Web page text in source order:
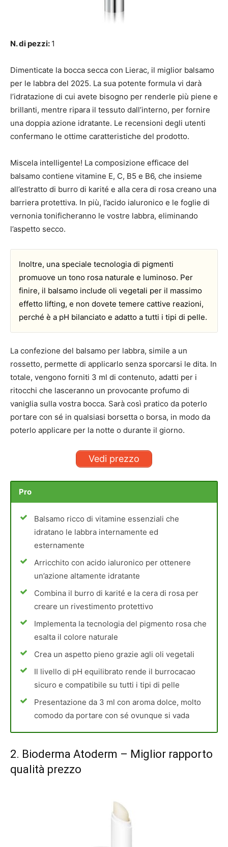
N. di pezzi: 1
Dimenticate la bocca secca con Lierac, il miglior balsamo
per le labbra del 2025. La sua potente formula vi darà
l’idratazione di cui avete bisogno per renderle più piene e
brillanti, mentre ripara il tessuto dall’interno, per fornire
una doppia azione idratante. Le recensioni degli utenti
confermano le ottime caratteristiche del prodotto.
Miscela intelligente! La composizione efficace del
balsamo contiene vitamine E, C, B5 e B6, che insieme
all’estratto di burro di karité e alla cera di rosa creano una
barriera protettiva. In più, l’acido ialuronico e le foglie di
vernonia tonificheranno le vostre labbra, eliminando
l’aspetto secco.
Inoltre, una speciale tecnologia di pigmenti
promuove un tono rosa naturale e luminoso. Per
finire, il balsamo include oli vegetali per il massimo
effetto lifting, e non dovete temere cattive reazioni,
perché è a pH bilanciato e adatto a tutti i tipi di pelle.
La confezione del balsamo per labbra, simile a un
rossetto, permette di applicarlo senza sporcarsi le dita. In
totale, vengono forniti 3 ml di contenuto, adatti per i
ritocchi che lasceranno un provocante profumo di
vaniglia sulla vostra bocca. Sarà così pratico da poterlo
portare con sé in qualsiasi borsetta o borsa, in modo da
poterlo applicare per la notte o durante il giorno.
Vedi prezzo
Pro
Balsamo ricco di vitamine essenziali che
idratano le labbra internamente ed
esternamente
Arricchito con acido ialuronico per ottenere
un’azione altamente idratante
Combina il burro di karité e la cera di rosa per
creare un rivestimento protettivo
Implementa la tecnologia del pigmento rosa che
esalta il colore naturale
Crea un aspetto pieno grazie agli oli vegetali
Il livello di pH equilibrato rende il burrocacao
sicuro e compatibile su tutti i tipi di pelle
Presentazione da 3 ml con aroma dolce, molto
comodo da portare con sé ovunque si vada
2. Bioderma Atoderm – Miglior rapporto
qualità prezzo